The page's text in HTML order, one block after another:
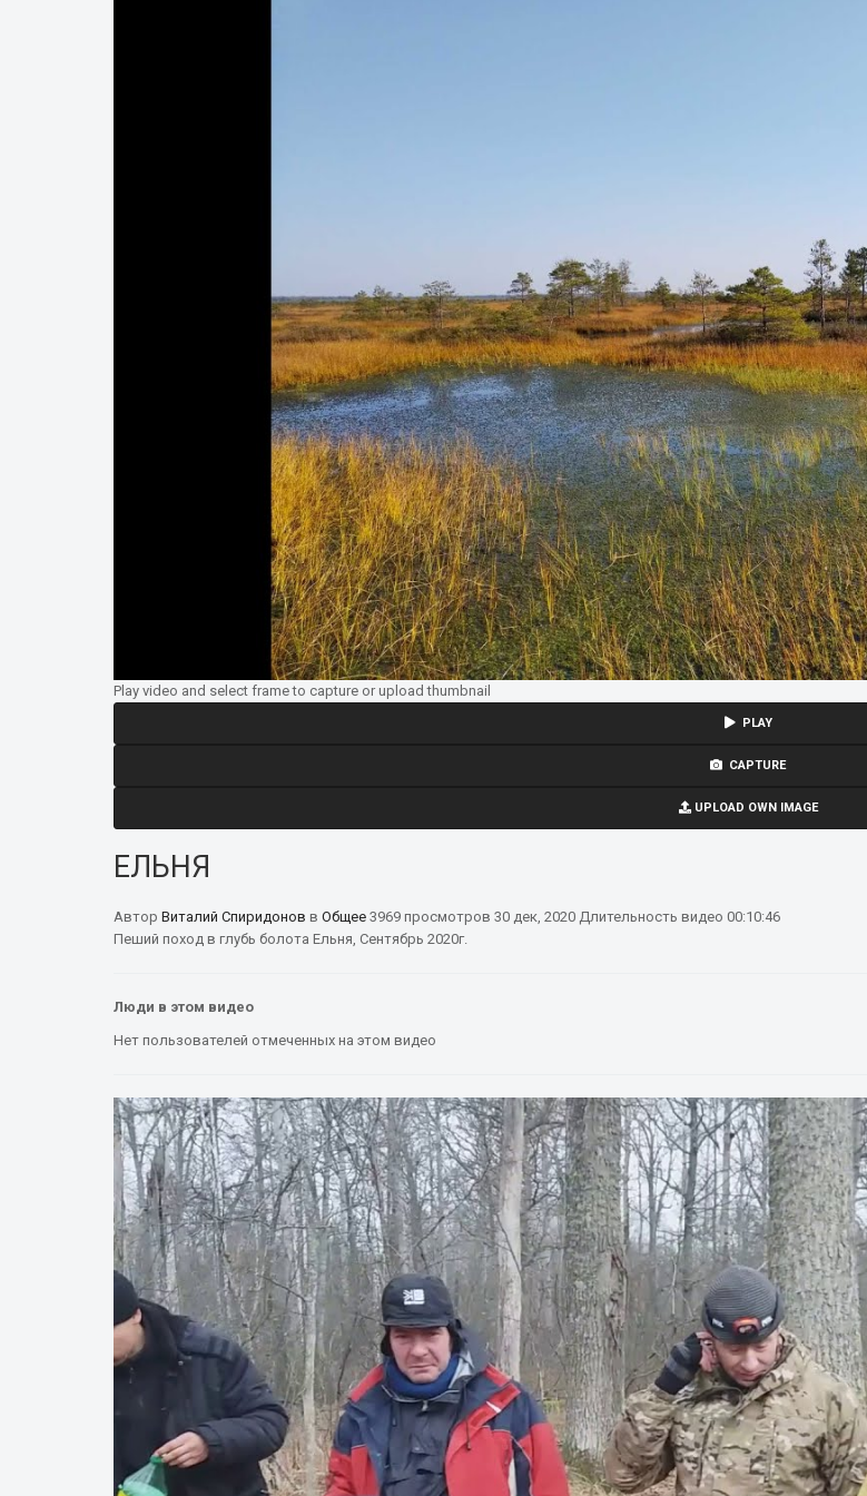
Play video and select frame to capture or upload thumbnail
PLAY
CAPTURE
UPLOAD OWN IMAGE
ЕЛЬНЯ
Автор Виталий Спиридонов в Общее 3969 просмотров 30 дек, 2020 Длительность видео 00:10:46
Пеший поход в глубь болота Ельня, Сентябрь 2020г.
Люди в этом видео
Нет пользователей отмеченных на этом видео